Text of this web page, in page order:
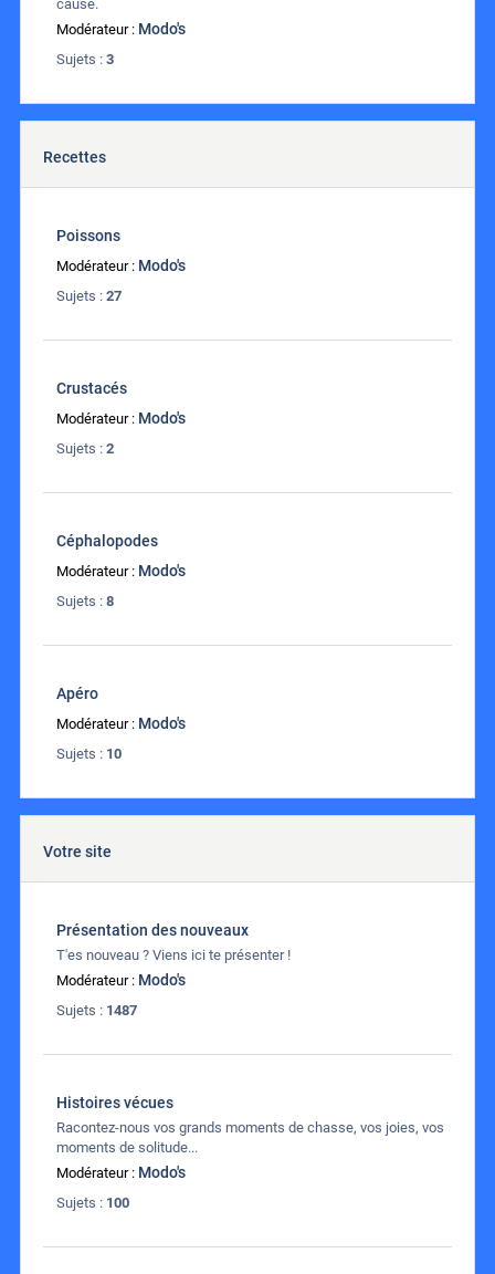
cause.
Modérateur : Modo's
Sujets : 3
Recettes
Poissons
Modérateur : Modo's
Sujets : 27
Crustacés
Modérateur : Modo's
Sujets : 2
Céphalopodes
Modérateur : Modo's
Sujets : 8
Apéro
Modérateur : Modo's
Sujets : 10
Votre site
Présentation des nouveaux
T'es nouveau ? Viens ici te présenter !
Modérateur : Modo's
Sujets : 1487
Histoires vécues
Racontez-nous vos grands moments de chasse, vos joies, vos
moments de solitude...
Modérateur : Modo's
Sujets : 100